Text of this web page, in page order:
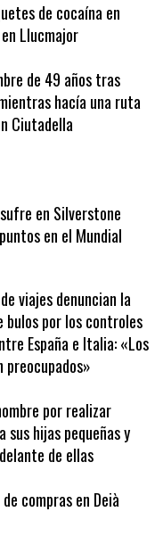
de cocaína en
Llucmajor
de 49 años tras
hacía una ruta
Ciutadella
en Silverstone
en el Mundial
viajes denuncian la
bulos por los controles
España e Italia: «Los
por realizar
sus hijas pequeñas y
de ellas
compras en Deià